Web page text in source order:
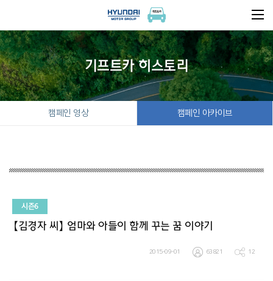
기프트카 히스토리
캠페인 영상 캠페인 아카이브
시즌6
【김경자 씨】 엄마와 아들이 함께 꾸는 꿈 이야기
2015-09-01 63821 12